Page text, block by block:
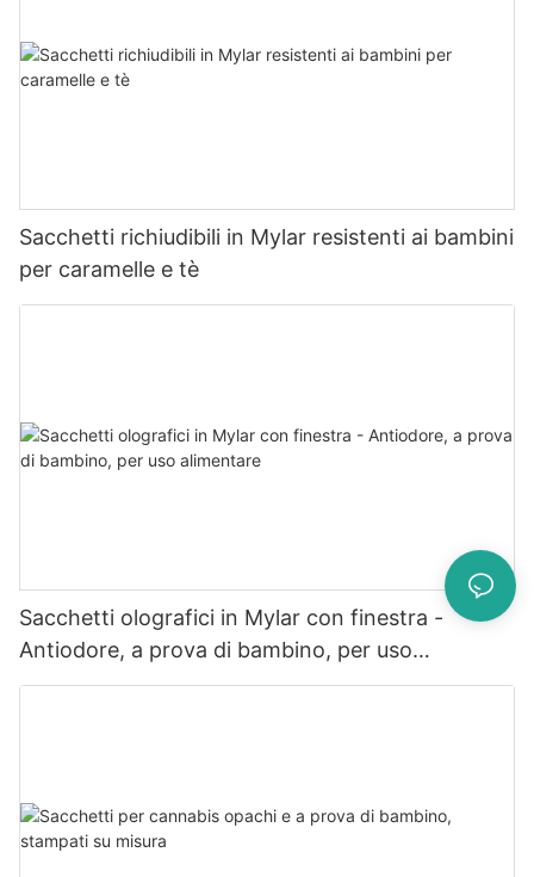
Sacchetti richiudibili in Mylar resistenti ai bambini
per caramelle e tè
Sacchetti olografici in Mylar con finestra -
Antiodore, a prova di bambino, per uso
alimentare